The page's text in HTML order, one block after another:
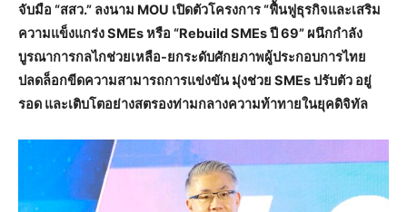
จับมือ “สสว.” ลงนาม MOU เปิดตัวโครงการ “ฟื้นฟูธุรกิจและเสริม
ความแข็งแกร่ง SMEs หรือ “Rebuild SMEs ปี 69” ผนึกกำลัง
บูรณาการกลไกช่วยเหลือ-ยกระดับศักยภาพผู้ประกอบการไทย
ปลดล็อกขีดความสามารถการแข่งขัน มุ่งช่วย SMEs ปรับตัว อยู่
รอด และเติบโตอย่างสตรองท่ามกลางความท้าทายในยุคดิจิทัล